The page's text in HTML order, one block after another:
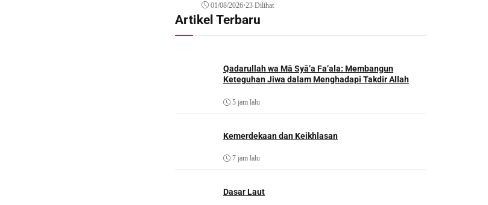
01/08/2026•23 Dilihat
Artikel Terbaru
Qadarullah wa Mā Syā’a Fa’ala: Membangun
Keteguhan Jiwa dalam Menghadapi Takdir Allah
5 jam lalu
Kemerdekaan dan Keikhlasan
7 jam lalu
Dasar Laut